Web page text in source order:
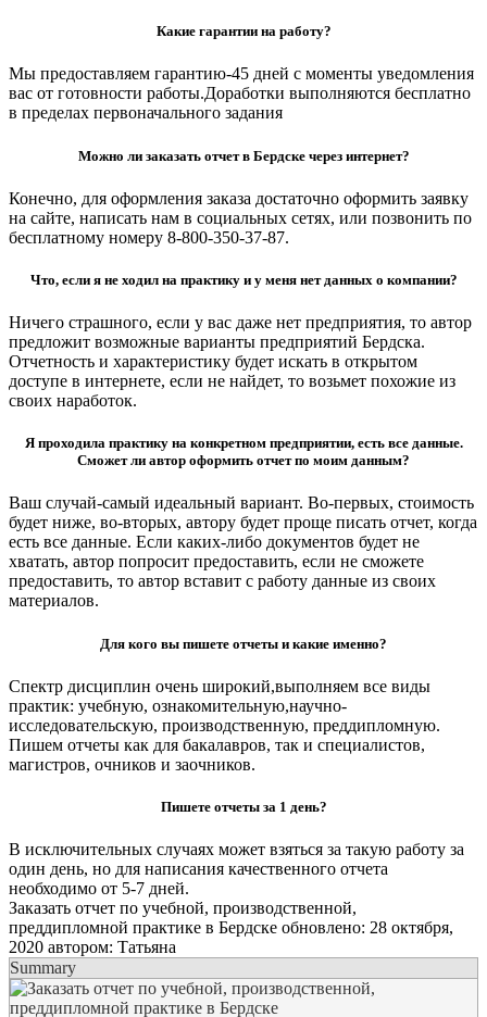
Какие гарантии на работу?
Мы предоставляем гарантию-45 дней с моменты уведомления
вас от готовности работы.Доработки выполняются бесплатно
в пределах первоначального задания
Можно ли заказать отчет в Бердске через интернет?
Конечно, для оформления заказа достаточно оформить заявку
на сайте, написать нам в социальных сетях, или позвонить по
бесплатному номеру 8-800-350-37-87.
Что, если я не ходил на практику и у меня нет данных о компании?
Ничего страшного, если у вас даже нет предприятия, то автор
предложит возможные варианты предприятий Бердска.
Отчетность и характеристику будет искать в открытом
доступе в интернете, если не найдет, то возьмет похожие из
своих наработок.
Я проходила практику на конкретном предприятии, есть все данные.
Сможет ли автор оформить отчет по моим данным?
Ваш случай-самый идеальный вариант. Во-первых, стоимость
будет ниже, во-вторых, автору будет проще писать отчет, когда
есть все данные. Если каких-либо документов будет не
хватать, автор попросит предоставить, если не сможете
предоставить, то автор вставит с работу данные из своих
материалов.
Для кого вы пишете отчеты и какие именно?
Спектр дисциплин очень широкий,выполняем все виды
практик: учебную, ознакомительную,научно-
исследовательскую, производственную, преддипломную.
Пишем отчеты как для бакалавров, так и специалистов,
магистров, очников и заочников.
Пишете отчеты за 1 день?
В исключительных случаях может взяться за такую работу за
один день, но для написания качественного отчета
необходимо от 5-7 дней.
Заказать отчет по учебной, производственной,
преддипломной практике в Бердске обновлено: 28 октября,
2020 автором: Татьяна
Summary